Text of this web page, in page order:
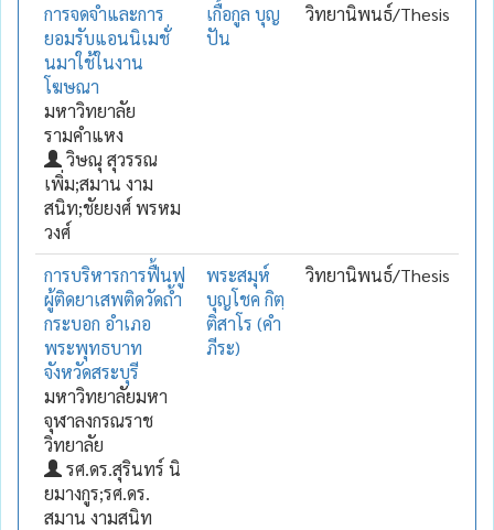
การจดจำและการ
ยอมรับแอนนิเมชั่
นมาใช้ในงาน
โฆษณา
มหาวิทยาลัย
รามคำแหง
วิษณุ สุวรรณ
เพิ่ม;สมาน งาม
สนิท;ชัยยงศ์ พรหม
วงศ์
เกื้อกูล บุญ
ปัน
วิทยานิพนธ์/Thesis
การบริหารการฟื้นฟู
ผู้ติดยาเสพติดวัดถ้ำ
กระบอก อำเภอ
พระพุทธบาท
จังหวัดสระบุรี
มหาวิทยาลัยมหา
จุฬาลงกรณราช
วิทยาลัย
รศ.ดร.สุรินทร์ นิ
ยมางกูร;รศ.ดร.
สมาน งามสนิท
พระสมุห์
บุญโชค กิตฺ
ติสาโร (คำ
ภีระ)
วิทยานิพนธ์/Thesis